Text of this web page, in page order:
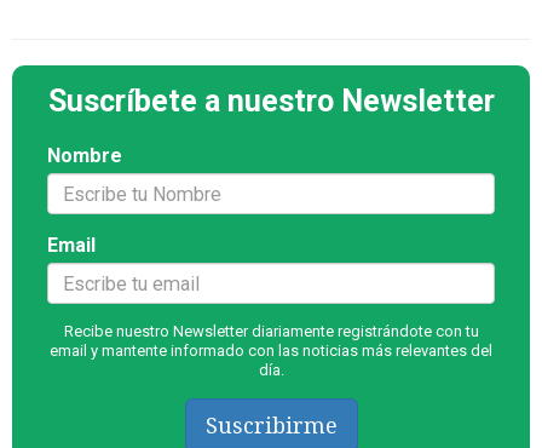
Suscríbete a nuestro Newsletter
Nombre
Email
Recibe nuestro Newsletter diariamente registrándote con tu
email y mantente informado con las noticias más relevantes del
día.
Suscribirme